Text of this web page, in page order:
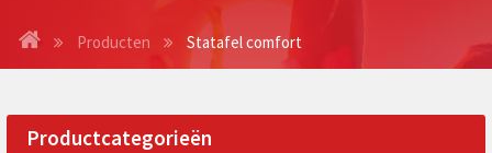
Producten Statafel comfort
Productcategorieën